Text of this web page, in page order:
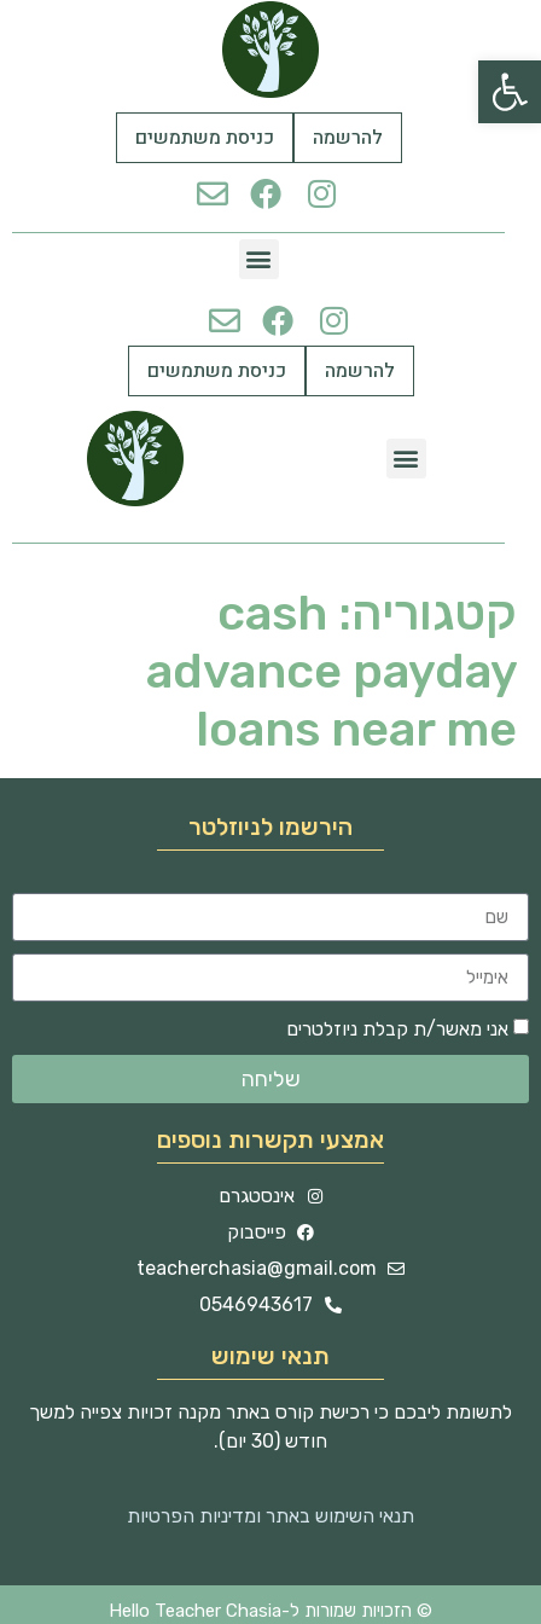
פתח סרגל נגישות
להרשמה כניסת משתמשים
להרשמה כניסת משתמשים
קטגוריה: cash
advance payday
loans near me
הירשמו לניוזלטר
אני מאשר/ת קבלת ניוזלטרים
שליחה
אמצעי תקשרות נוספים
אינסטגרם
פייסבוק
teacherchasia@gmail.com
0546943617
תנאי שימוש
לתשומת ליבכם כי רכישת קורס באתר מקנה זכויות צפייה למשך
חודש (30 יום).
תנאי השימוש באתר ומדיניות הפרטיות
© הזכויות שמורות ל-Hello Teacher Chasia